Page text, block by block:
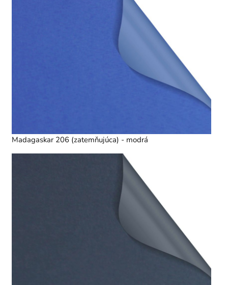
Madagaskar 206 (zatemňujúca) - modrá